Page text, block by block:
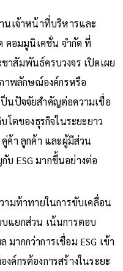
นเจ้าหน้าที่บริหารและ
คอมมูนิเคชั่น จำกัด ที่
าสัมพันธ์ครบวงจร เปิดเผย
ภาพลักษณ์องค์กรหรือ
นปัจจัยสำคัญต่อความเชื่อ
โตของธุรกิจในระยะยาว
ค้า ลูกค้า และผู้มีส่วน
บ ESG มากขึ้นอย่างต่อ
ามท้าทายในการขับเคลื่อน
บแยกส่วน เน้นการตอบ
ากกว่าการเชื่อม ESG เข้า
ค์กรต้องการสร้างในระยะ